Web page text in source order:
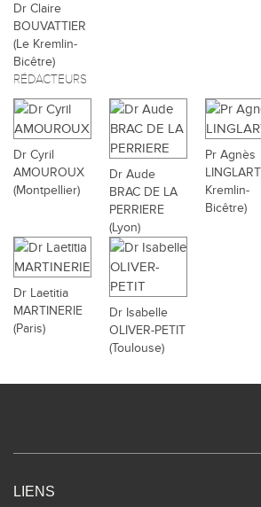
Dr Claire
BOUVATTIER
(Le Kremlin-
Bicêtre)
RÉDACTEURS
Dr Cyril
AMOUROUX
(Montpellier)
Dr Aude
BRAC DE LA
PERRIERE
(Lyon)
Pr Agnès
Kremlin-
Bicêtre)
Dr Laetitia
MARTINERIE
(Paris)
Dr Isabelle
OLIVER-PETIT
(Toulouse)
LIENS